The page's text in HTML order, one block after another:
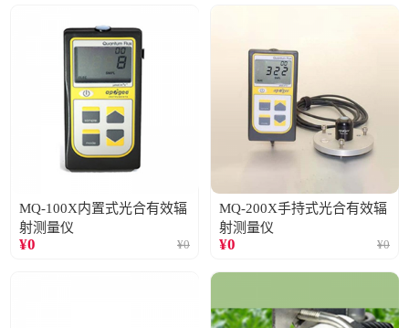
MQ-100X内置式光合有效辐
射测量仪
¥0 ¥0
MQ-200X手持式光合有效辐
射测量仪
¥0 ¥0